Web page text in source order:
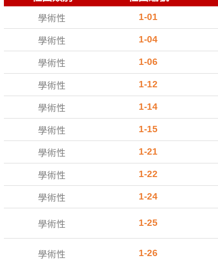
學術性 1-01
學術性 1-04
學術性 1-06
學術性 1-12
學術性 1-14
學術性 1-15
學術性 1-21
學術性 1-22
學術性 1-24
學術性 1-25
學術性 1-26